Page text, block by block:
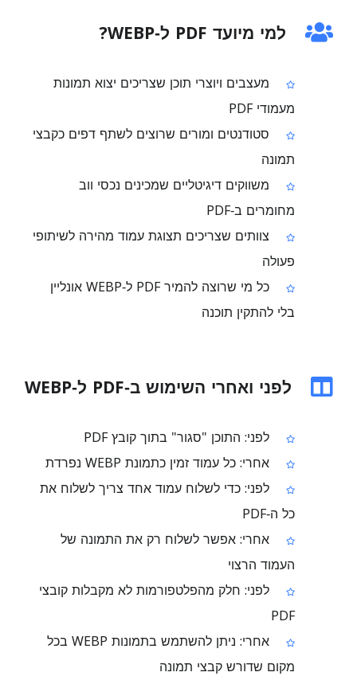
למי מיועד PDF ל‑WEBP?
מעצבים ויוצרי תוכן שצריכים יצוא תמונות
מעמודי PDF
סטודנטים ומורים שרוצים לשתף דפים כקבצי
תמונה
משווקים דיגיטליים שמכינים נכסי ווב
מחומרים ב‑PDF
צוותים שצריכים תצוגת עמוד מהירה לשיתופי
פעולה
כל מי שרוצה להמיר PDF ל‑WEBP אונליין
בלי להתקין תוכנה
לפני ואחרי השימוש ב‑PDF ל‑WEBP
לפני: התוכן "סגור" בתוך קובץ PDF
אחרי: כל עמוד זמין כתמונת WEBP נפרדת
לפני: כדי לשלוח עמוד אחד צריך לשלוח את
כל ה‑PDF
אחרי: אפשר לשלוח רק את התמונה של
העמוד הרצוי
לפני: חלק מהפלטפורמות לא מקבלות קובצי
PDF
אחרי: ניתן להשתמש בתמונות WEBP בכל
מקום שדורש קבצי תמונה